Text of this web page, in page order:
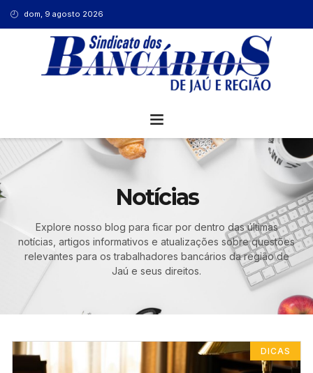
dom, 9 agosto 2026
Notícias
Explore nosso blog para ficar por dentro das últimas
notícias, artigos informativos e atualizações sobre questões
relevantes para os trabalhadores bancários da região de
Jaú e seus direitos.
DICAS